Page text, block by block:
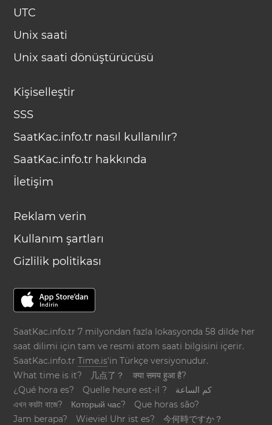
UTC
Unix saati
Unix saati dönüştürücüsü
Kişiselleştir
SSS
SaatKac.info.tr nasıl kullanılır?
SaatKac.info.tr hakkında
İletişim
Reklam verin
Kullanım şartları
Gizlilik politikası
SaatKac.info.tr 7 milyondan fazla lokasyonda 58 dilde her
saat dilimi için tam ve resmi atom saati bilgisini içerir.
SaatKac.info.trTime.is'in Türkçe versiyonudur.
What time is it?
几点了？
क्या समय हुआ है?
¿Qué hora es?
Quelle heure est-il ?
كم الساعة
এখন কয়টা বাজে?
Который час?
Que horas são?
Jam berapa?
Wieviel Uhr ist es?
今何時ですか？